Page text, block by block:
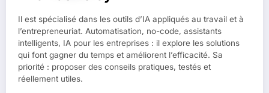
Il est spécialisé dans les outils d’IA appliqués au travail et à
l’entrepreneuriat. Automatisation, no-code, assistants
intelligents, IA pour les entreprises : il explore les solutions
qui font gagner du temps et améliorent l’efficacité. Sa
priorité : proposer des conseils pratiques, testés et
réellement utiles.